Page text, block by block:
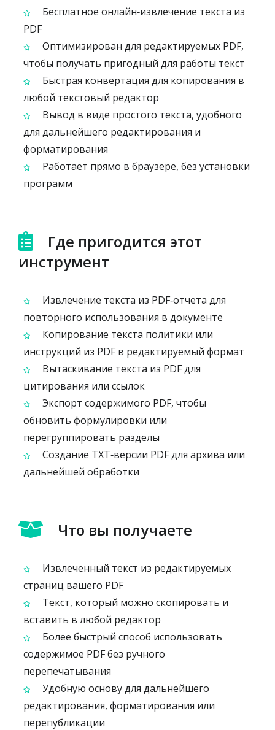
Бесплатное онлайн‑извлечение текста из
PDF
Оптимизирован для редактируемых PDF,
чтобы получать пригодный для работы текст
Быстрая конвертация для копирования в
любой текстовый редактор
Вывод в виде простого текста, удобного
для дальнейшего редактирования и
форматирования
Работает прямо в браузере, без установки
программ
Где пригодится этот
инструмент
Извлечение текста из PDF‑отчета для
повторного использования в документе
Копирование текста политики или
инструкций из PDF в редактируемый формат
Вытаскивание текста из PDF для
цитирования или ссылок
Экспорт содержимого PDF, чтобы
обновить формулировки или
перегруппировать разделы
Создание TXT‑версии PDF для архива или
дальнейшей обработки
Что вы получаете
Извлеченный текст из редактируемых
страниц вашего PDF
Текст, который можно скопировать и
вставить в любой редактор
Более быстрый способ использовать
содержимое PDF без ручного
перепечатывания
Удобную основу для дальнейшего
редактирования, форматирования или
перепубликации